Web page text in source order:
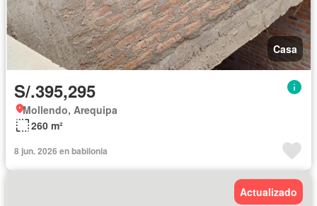
Casa
S/.395,295
Mollendo, Arequipa
260 m²
8 jun. 2026 en babilonia
Actualizado